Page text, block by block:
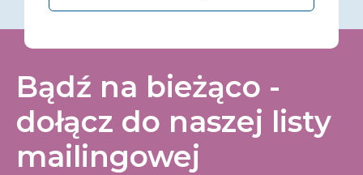
Bądź na bieżąco -
dołącz do naszej listy
mailingowej